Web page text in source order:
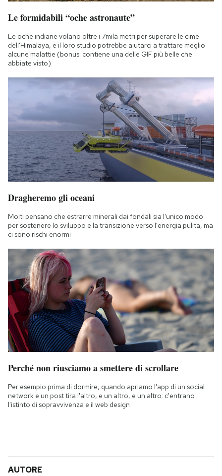
Regala il Post
Hai bisogno di aiuto?
Esci
Le formidabili “oche astronaute”
Le oche indiane volano oltre i 7mila metri per superare le cime
dell'Himalaya, e il loro studio potrebbe aiutarci a trattare meglio
alcune malattie (bonus: contiene una delle GIF più belle che
abbiate visto)
Dragheremo gli oceani
Molti pensano che estrarre minerali dai fondali sia l'unico modo
per sostenere lo sviluppo e la transizione verso l'energia pulita, ma
ci sono rischi enormi
Perché non riusciamo a smettere di scrollare
Per esempio prima di dormire, quando apriamo l'app di un social
network e un post tira l'altro, e un altro, e un altro: c'entrano
l'istinto di sopravvivenza e il web design
AUTORE